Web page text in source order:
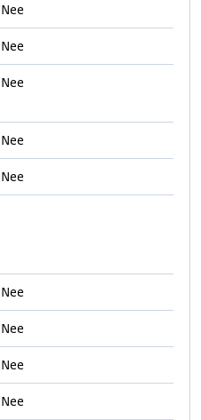
Nee
Nee
Nee
Nee
Nee
Nee
Nee
Nee
Nee